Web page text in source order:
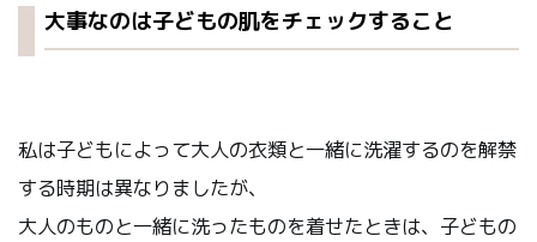
大事なのは子どもの肌をチェックすること
私は子どもによって大人の衣類と一緒に洗濯するのを解禁
する時期は異なりましたが、
大人のものと一緒に洗ったものを着せたときは、子どもの